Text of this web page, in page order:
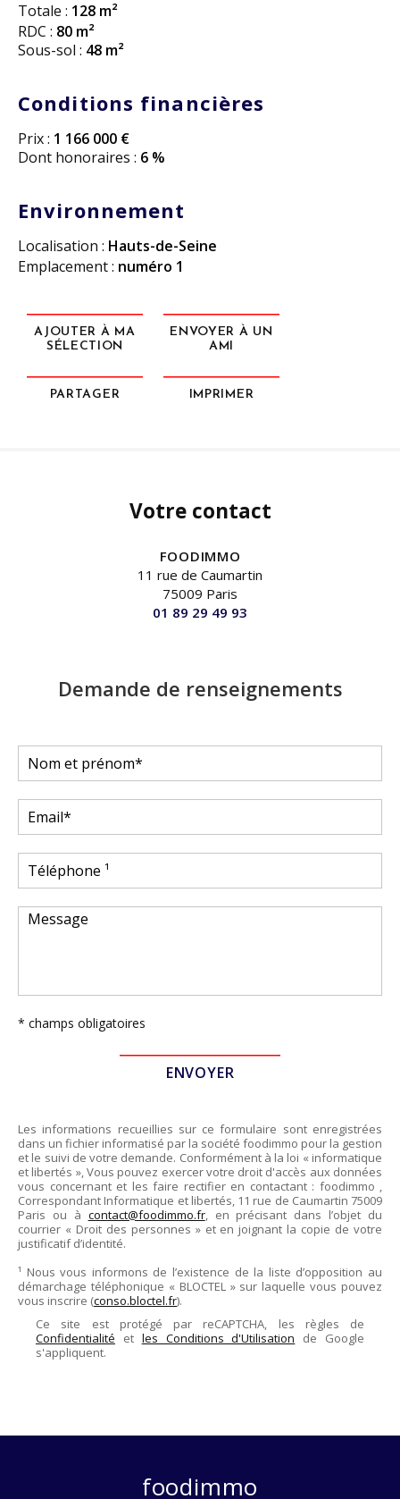
Totale : 128 m²
RDC : 80 m²
Sous-sol : 48 m²
Conditions financières
Prix : 1 166 000 €
Dont honoraires : 6 %
Environnement
Localisation : Hauts-de-Seine
Emplacement : numéro 1
AJOUTER À MA
SÉLECTION
ENVOYER À UN
AMI
PARTAGER IMPRIMER
Votre contact
FOODIMMO
11 rue de Caumartin
75009 Paris
01 89 29 49 93
Demande de renseignements
* champs obligatoires
Les informations recueillies sur ce formulaire sont enregistrées
dans un fichier informatisé par la société foodimmo pour la gestion
et le suivi de votre demande. Conformément à la loi « informatique
et libertés », Vous pouvez exercer votre droit d'accès aux données
vous concernant et les faire rectifier en contactant : foodimmo ,
Correspondant Informatique et libertés, 11 rue de Caumartin 75009
Paris ou à contact@foodimmo.fr, en précisant dans l’objet du
courrier « Droit des personnes » et en joignant la copie de votre
justificatif d’identité.
¹ Nous vous informons de l’existence de la liste d’opposition au
démarchage téléphonique « BLOCTEL » sur laquelle vous pouvez
vous inscrire (conso.bloctel.fr).
Ce site est protégé par reCAPTCHA, les règles de
Confidentialité et les Conditions d'Utilisation de Google
s'appliquent.
foodimmo